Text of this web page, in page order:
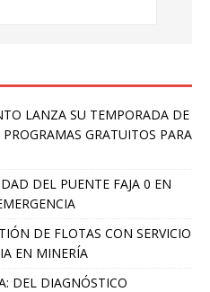
LANZA SU TEMPORADA DE
GRATUITOS PARA
DEL PUENTE FAJA 0 EN
DE FLOTAS CON SERVICIO
EN MINERÍA
DEL DIAGNÓSTICO